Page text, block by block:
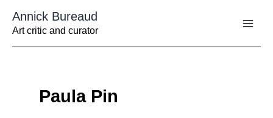
contenu
Annick Bureaud
Art critic and curator
Paula Pin